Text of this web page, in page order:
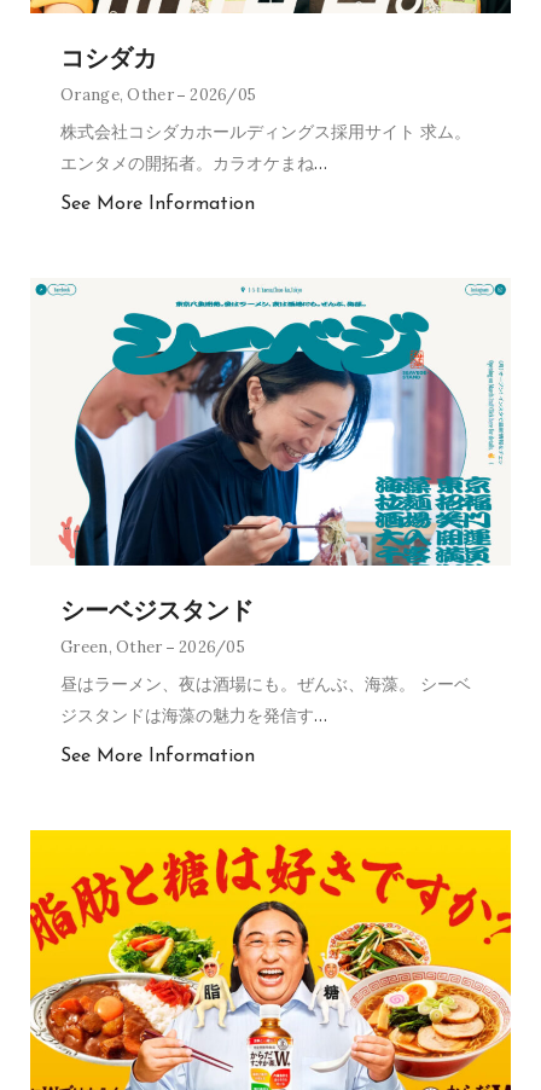
コシダカ
Orange,Other 2026/05
株式会社コシダカホールディングス採用サイト 求ム。
エンタメの開拓者。カラオケまね…
See More Information
シーベジスタンド
Green,Other 2026/05
昼はラーメン、夜は酒場にも。ぜんぶ、海藻。 シーベ
ジスタンドは海藻の魅力を発信す…
See More Information